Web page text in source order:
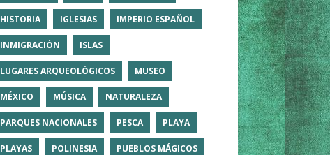
HISTORIA IGLESIAS IMPERIO ESPAÑOL
INMIGRACIÓN ISLAS
LUGARES ARQUEOLÓGICOS MUSEO
MÉXICO MÚSICA NATURALEZA
PARQUES NACIONALES PESCA PLAYA
PLAYAS POLINESIA PUEBLOS MÁGICOS